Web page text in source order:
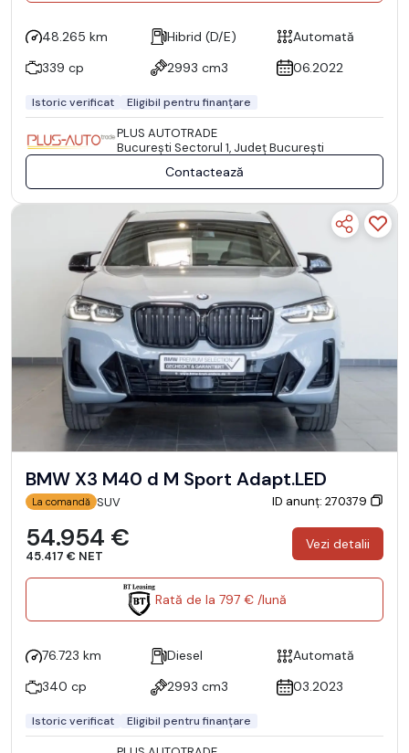
48.265 km Hibrid (D/E)
Automată
339 cp
2993 cm3 06.2022
Istoric verificat Eligibil pentru finanțare
PLUS AUTOTRADE
Bucureşti Sectorul 1, Județ București
Contactează
BMW X3 M40 d M Sport Adapt.LED
La comandă SUV ID anunț: 270379
54.954 €
45.417 € NET
Vezi detalii
Rată de la 797 € /lună
76.723 km Diesel
Automată
340 cp
2993 cm3 03.2023
Istoric verificat Eligibil pentru finanțare